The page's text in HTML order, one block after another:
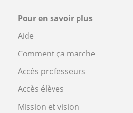
Pour en savoir plus
Aide
Comment ça marche
Accès professeurs
Accès élèves
Mission et vision